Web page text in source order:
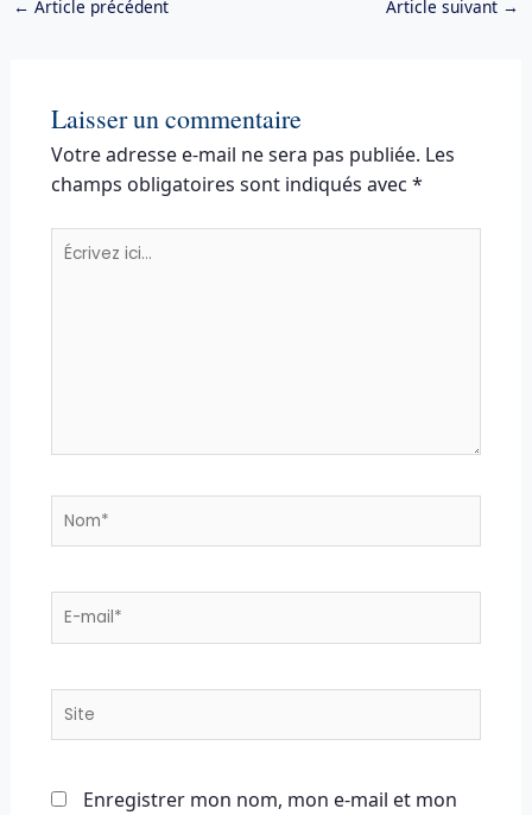
← Article précédent Article suivant →
Laisser un commentaire
Votre adresse e-mail ne sera pas publiée. Les
champs obligatoires sont indiqués avec *
Écrivez
Nom*
E-
Site
Enregistrer mon nom, mon e-mail et mon